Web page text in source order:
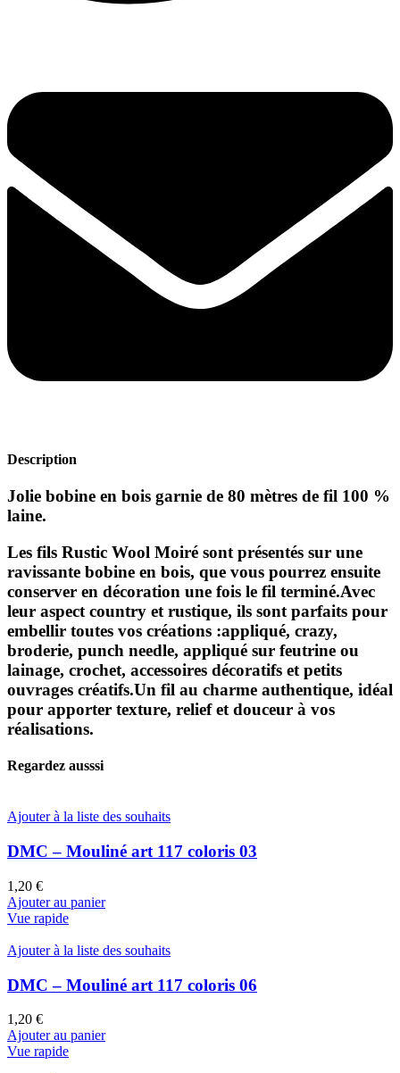
Description
Jolie bobine en bois garnie de 80 mètres de fil 100 %
laine.
Les fils Rustic Wool Moiré sont présentés sur une
ravissante bobine en bois, que vous pourrez ensuite
conserver en décoration une fois le fil terminé.Avec
leur aspect country et rustique, ils sont parfaits pour
embellir toutes vos créations :appliqué, crazy,
broderie, punch needle, appliqué sur feutrine ou
lainage, crochet, accessoires décoratifs et petits
ouvrages créatifs.Un fil au charme authentique, idéal
pour apporter texture, relief et douceur à vos
réalisations.
Regardez ausssi
Ajouter à la liste des souhaits
DMC – Mouliné art 117 coloris 03
1,20 €
Ajouter au panier
Vue rapide
Ajouter à la liste des souhaits
DMC – Mouliné art 117 coloris 06
1,20 €
Ajouter au panier
Vue rapide